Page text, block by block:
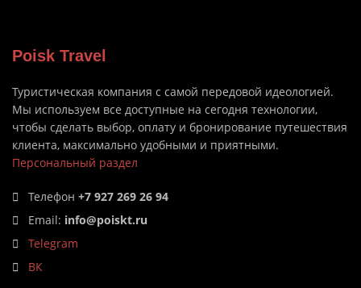
Poisk Travel
Туристическая компания с самой передовой идеологией.
Мы используем все доступные на сегодня технологии,
чтобы сделать выбор, оплату и бронирование путешествия
клиента, максимально удобными и приятными.
Персональный раздел
Телефон +7 927 269 26 94
Email: info@poiskt.ru
Telegram
ВК